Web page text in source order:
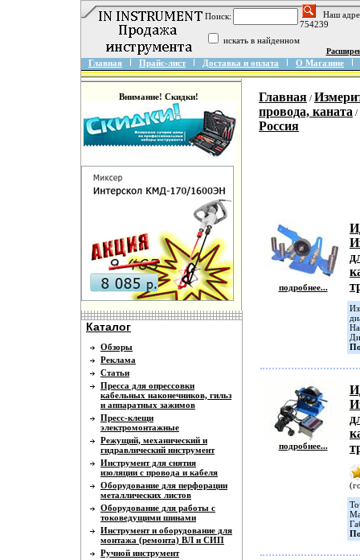
Поиск:
Наш
754239
искать в найденном
Главная Прайс-лист Доставка и оплата О Магазине
Внимание! Скидки!
Каталог
Обзоры
Реклама
Статьи
Пресса для опрессовки
кабельных наконечников, гильз
и аппаратных зажимов
Пресс-клещи
электромонтажные
Режущий, механический и
гидравлический инструмент
Инструмент для снятия
изоляции с провода и кабеля
Оборудование для перфорации
металлических листов
Оборудование для работы с
токоведущими шинами
Инструмент и оборудование для
монтажа (ремонта) ВЛ и СИП
Ручной инструмент
Главная /
провода, каната /
Россия
подробнее...
подробнее...